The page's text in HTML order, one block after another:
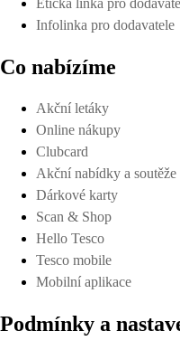
Infolinka pro dodavatele
Co nabízíme
Akční letáky
Online nákupy
Clubcard
Akční nabídky a soutěže
Dárkové karty
Scan & Shop
Hello Tesco
Tesco mobile
Mobilní aplikace
Podmínky a